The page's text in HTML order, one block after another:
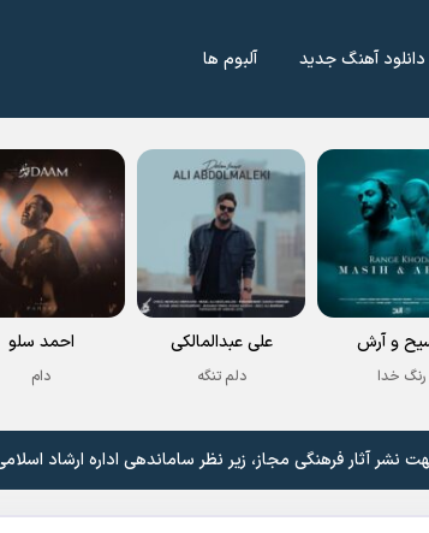
دانلود آهنگ جدید آلبوم ها
و آرش
رنگ خدا
علی عبدالمالکی
دلم تنگه
احمد سلو
دام
آثار فرهنگی مجاز، زیر نظر ساماندهی اداره ارشاد